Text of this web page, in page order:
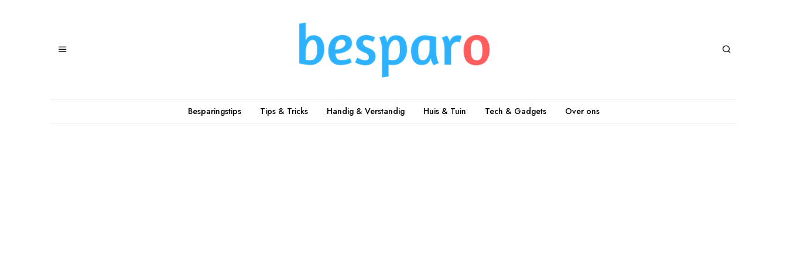
Besparingstips Tips & Tricks Handig & Verstandig Huis & Tuin Tech & Gadgets Over ons